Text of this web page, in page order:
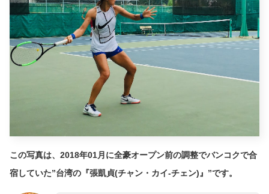
この写真は、2018年01月に全豪オープン前の調整でバンコクで合
宿していた”台湾の『張凱貞(チャン・カイ-チェン)』”です。